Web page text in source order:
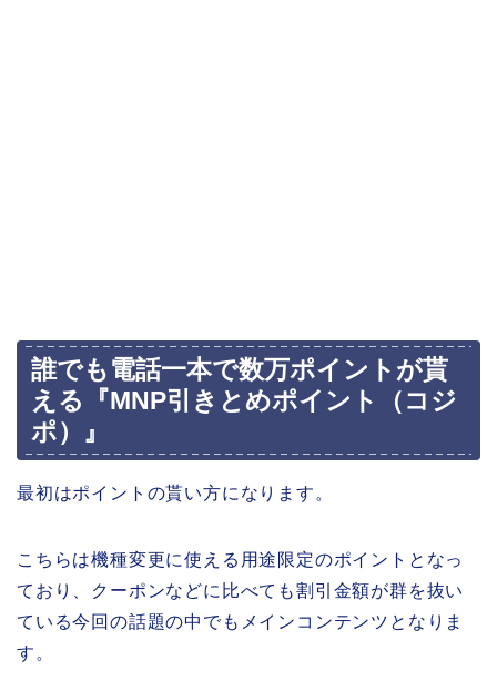
誰でも電話一本で数万ポイントが貰
える『MNP引きとめポイント（コジ
ポ）』
最初はポイントの貰い方になります。
こちらは機種変更に使える用途限定のポイントとなっ
ており、クーポンなどに比べても割引金額が群を抜い
ている今回の話題の中でもメインコンテンツとなりま
す。